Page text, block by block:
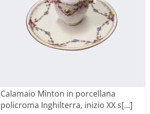
Calamaio Minton in porcellana
policroma Inghilterra, inizio XX s[...]